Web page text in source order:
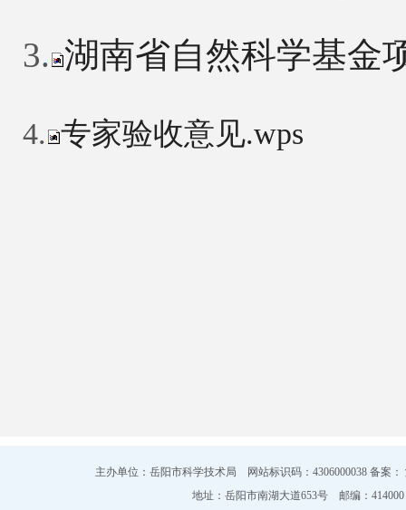
3. 湖南省自然科学基金
4. 专家验收意见.wps
主办单位：岳阳市科学技术局 网站标识码：4306000038 备案：
地址：岳阳市南湖大道653号 邮编：